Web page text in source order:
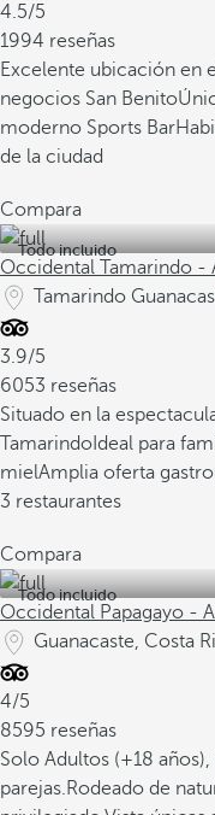
4.5/5
1994 reseñas
Excelente ubicación en
negocios San Benito
moderno Sports Bar
de la ciudad
Compara
Todo incluido
Occidental Tamarindo -
Tamarindo
3.9/5
6053 reseñas
Situado en la
Tamarindo Ideal para
mielAmplia oferta
3 restaurantes
Compara
Todo incluido
Occidental Papagayo -
Guanacaste, Costa
4/5
8595 reseñas
Solo Adultos (+18 años),
parejas.Rodeado de